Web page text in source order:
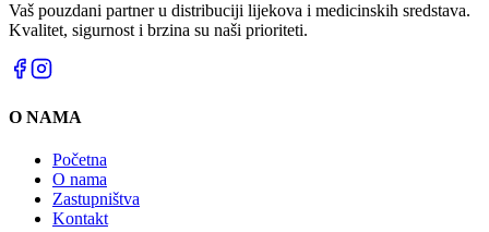
Vaš pouzdani partner u distribuciji lijekova i medicinskih sredstava.
Kvalitet, sigurnost i brzina su naši prioriteti.
O NAMA
Početna
O nama
Zastupništva
Kontakt